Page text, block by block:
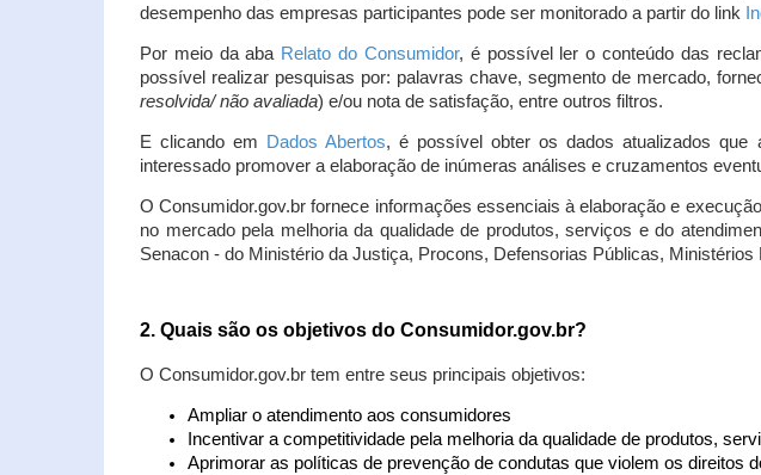
desempenho das empresas participantes pode ser monitorado a partir do link
Por meio da aba Relato do Consumidor, é possível ler o conteúdo das
possível realizar pesquisas por: palavras chave, segmento de mercado,
resolvida/ não avaliada) e/ou nota de satisfação, entre outros filtros.
E clicando em Dados Abertos, é possível obter os dados atualizados que
interessado promover a elaboração de inúmeras análises e cruzamentos
O Consumidor.gov.br fornece informações essenciais à elaboração e
no mercado pela melhoria da qualidade de produtos, serviços e do
Senacon - do Ministério da Justiça, Procons, Defensorias Públicas,
2. Quais são os objetivos do Consumidor.gov.br?
O Consumidor.gov.br tem entre seus principais objetivos:
Ampliar o atendimento aos consumidores
Incentivar a competitividade pela melhoria da qualidade de produtos,
Aprimorar as políticas de prevenção de condutas que violem os direitos